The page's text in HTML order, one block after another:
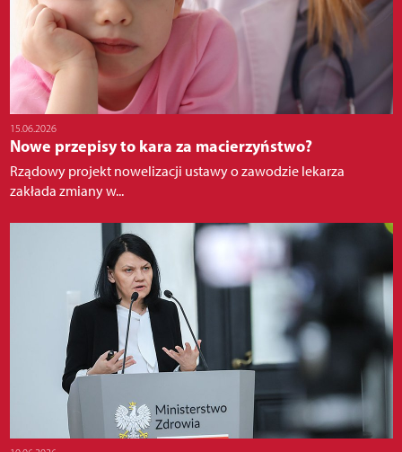
15.06.2026
Nowe przepisy to kara za macierzyństwo?
Rządowy projekt nowelizacji ustawy o zawodzie lekarza
zakłada zmiany w...